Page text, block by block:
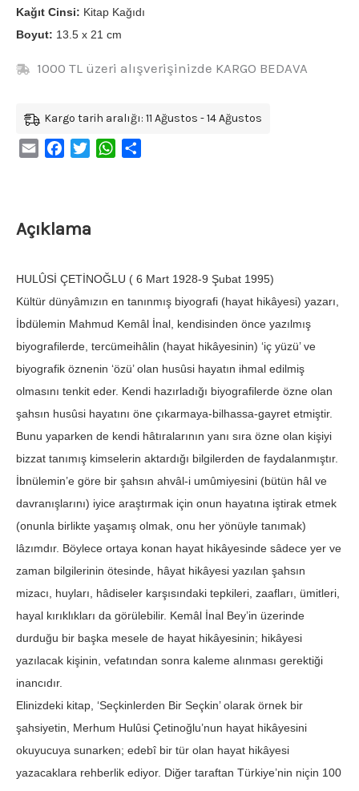
Kağıt Cinsi: Kitap Kağıdı
Boyut: 13.5 x 21 cm
1000 TL üzeri alışverişinizde KARGO BEDAVA
Kargo tarih aralığı: 11 Ağustos - 14 Ağustos
Email FacebookTwitterWhatsApp
Açıklama
HULÛSİ ÇETİNOĞLU ( 6 Mart 1928-9 Şubat 1995)
Kültür dünyâmızın en tanınmış biyografi (hayat hikâyesi) yazarı,
İbdülemin Mahmud Kemâl İnal, kendisinden önce yazılmış
biyografilerde, tercümeihâlin (hayat hikâyesinin) ‘iç yüzü’ ve
biyografik öznenin ‘özü’ olan husûsi hayatın ihmal edilmiş
olmasını tenkit eder. Kendi hazırladığı biyografilerde özne olan
şahsın husûsi hayatını öne çıkarmaya-bilhassa-gayret etmiştir.
Bunu yaparken de kendi hâtıralarının yanı sıra özne olan kişiyi
bizzat tanımış kimselerin aktardığı bilgilerden de faydalanmıştır.
İbnülemin’e göre bir şahsın ahvâl-i umûmiyesini (bütün hâl ve
davranışlarını) iyice araştırmak için onun hayatına iştirak etmek
(onunla birlikte yaşamış olmak, onu her yönüyle tanımak)
lâzımdır. Böylece ortaya konan hayat hikâyesinde sâdece yer ve
zaman bilgilerinin ötesinde, hâyat hikâyesi yazılan şahsın
mizacı, huyları, hâdiseler karşısındaki tepkileri, zaafları, ümitleri,
hayal kırıklıkları da görülebilir. Kemâl İnal Bey’in üzerinde
durduğu bir başka mesele de hayat hikâyesinin; hikâyesi
yazılacak kişinin, vefatından sonra kaleme alınması gerektiği
inancıdır.
Elinizdeki kitap, ‘Seçkinlerden Bir Seçkin’ olarak örnek bir
şahsiyetin, Merhum Hulûsi Çetinoğlu’nun hayat hikâyesini
okuyucuya sunarken; edebî bir tür olan hayat hikâyesi
yazacaklara rehberlik ediyor. Diğer taraftan Türkiye’nin niçin 100